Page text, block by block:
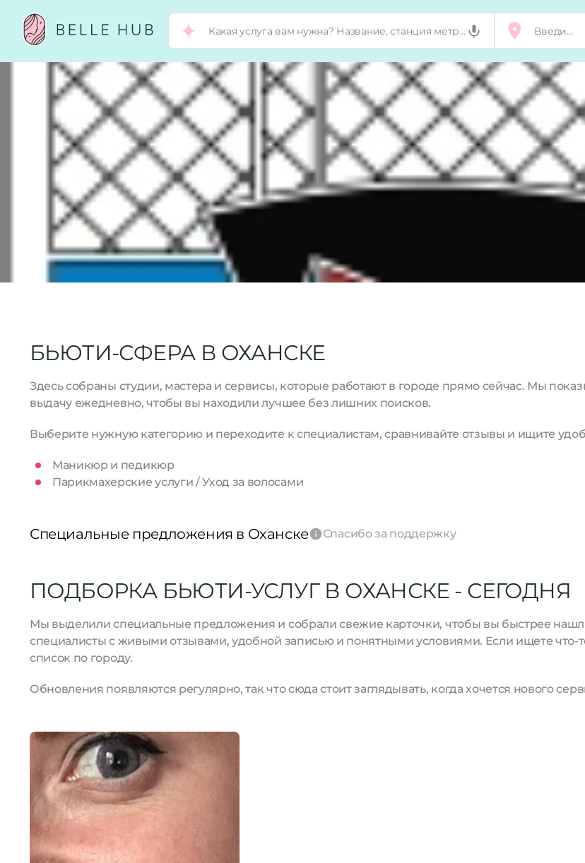
Мой
БЬЮТИ-СФЕРА В ОХАНСКЕ
Здесь собраны студии, мастера и сервисы, которые работают в городе прямо сейчас. Мы
выдачу ежедневно, чтобы вы находили лучшее без лишних поисков.
Выберите нужную категорию и переходите к специалистам, сравнивайте отзывы и ищите
Маникюр и педикюр
Парикмахерские услуги / Уход за волосами
Специальные предложения в Оханске Спасибо за поддержку
ПОДБОРКА БЬЮТИ-УСЛУГ В ОХАНСКЕ - СЕГОДНЯ
Мы выделили специальные предложения и собрали свежие карточки, чтобы вы быстрее
специалисты с живыми отзывами, удобной записью и понятными условиями. Если ищете что-
список по городу.
Обновления появляются регулярно, так что сюда стоит заглядывать, когда хочется нового